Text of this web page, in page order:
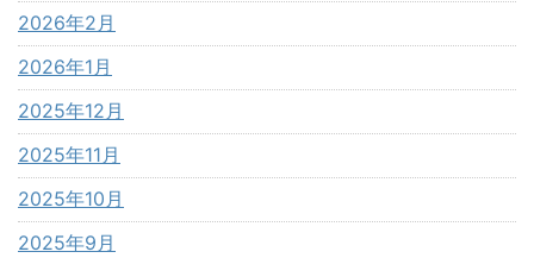
2026年2月
2026年1月
2025年12月
2025年11月
2025年10月
2025年9月